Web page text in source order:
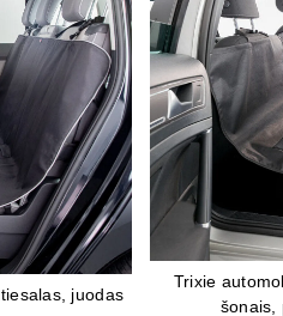
juodas
Trixie
šonais,